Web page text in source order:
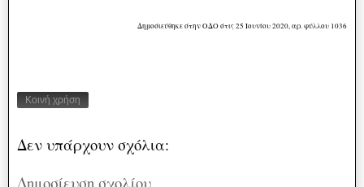
Δημοσιεύθηκε στην ΟΔΟ στις 25 Ιουνίου 2020, αρ. φύλλου 1036
Κοινή χρήση
Δεν υπάρχουν σχόλια:
Δημοσίευση σχολίου